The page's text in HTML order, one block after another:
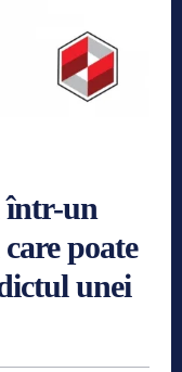
într-un
poate
unei